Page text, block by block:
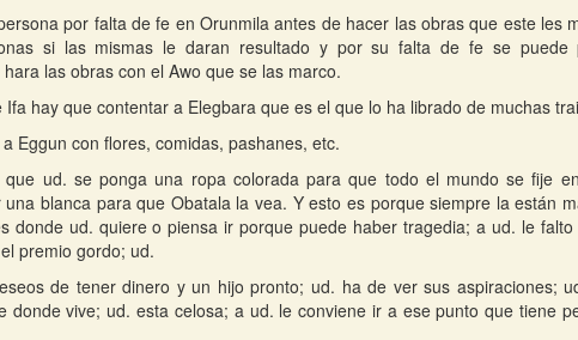
por falta de fe en Orunmila antes de hacer las obras que este les
si las mismas le daran resultado y por su falta de fe se puede
las obras con el Awo que se las marco.
Ifa hay que contentar a Elegbara que es el que lo ha librado de muchas
Eggun con flores, comidas, pashanes, etc.
que ud. se ponga una ropa colorada para que todo el mundo se fije
una blanca para que Obatala la vea. Y esto es porque siempre la están
donde ud. quiere o piensa ir porque puede haber tragedia; a ud. le
premio gordo; ud.
de tener dinero y un hijo pronto; ud. ha de ver sus aspiraciones;
donde vive; ud. esta celosa; a ud. le conviene ir a ese punto que tiene